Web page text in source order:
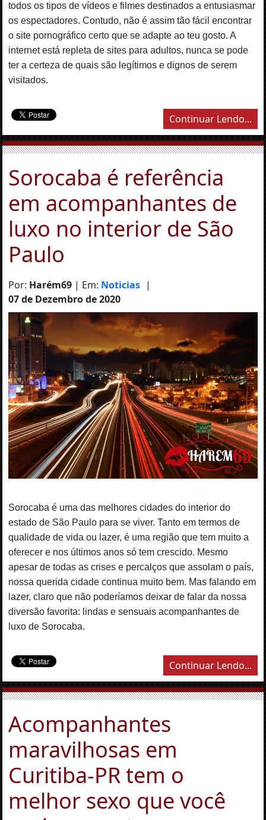
todos os tipos de vídeos e filmes destinados a entusiasmar
os espectadores. Contudo, não é assim tão fácil encontrar
o site pornográfico certo que se adapte ao teu gosto. A
internet está repleta de sites para adultos, nunca se pode
ter a certeza de quais são legítimos e dignos de serem
visitados.
Continuar Lendo...
Sorocaba é referência
em acompanhantes de
luxo no interior de São
Paulo
Por: Harém69 | Em: Noticias |
07 de Dezembro de 2020
Sorocaba é uma das melhores cidades do interior do
estado de São Paulo para se viver. Tanto em termos de
qualidade de vida ou lazer, é uma região que tem muito a
oferecer e nos últimos anos só tem crescido. Mesmo
apesar de todas as crises e percalços que assolam o país,
nossa querida cidade continua muito bem. Mas falando em
lazer, claro que não poderíamos deixar de falar da nossa
diversão favorita: lindas e sensuais acompanhantes de
luxo de Sorocaba.
Continuar Lendo...
Acompanhantes
maravilhosas em
Curitiba-PR tem o
melhor sexo que você